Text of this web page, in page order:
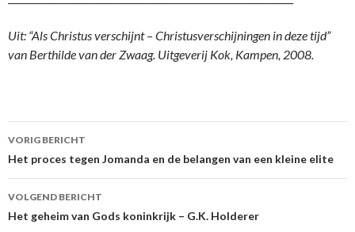
Uit: “Als Christus verschijnt – Christusverschijningen in deze tijd”
van Berthilde van der Zwaag. Uitgeverij Kok, Kampen, 2008.
Berichtnavigatie
VORIG BERICHT
Het proces tegen Jomanda en de belangen van een kleine elite
VOLGEND BERICHT
Het geheim van Gods koninkrijk – G.K. Holderer